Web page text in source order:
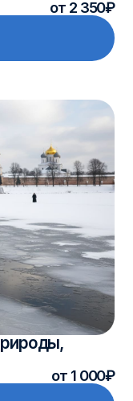
от 1 000₽